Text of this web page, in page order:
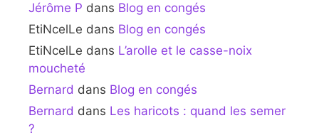
Jérôme P dans Blog en congés
EtiNcelLe dans Blog en congés
EtiNcelLe dans L’arolle et le casse-noix
moucheté
Bernard dans Blog en congés
Bernard dans Les haricots : quand les semer
?